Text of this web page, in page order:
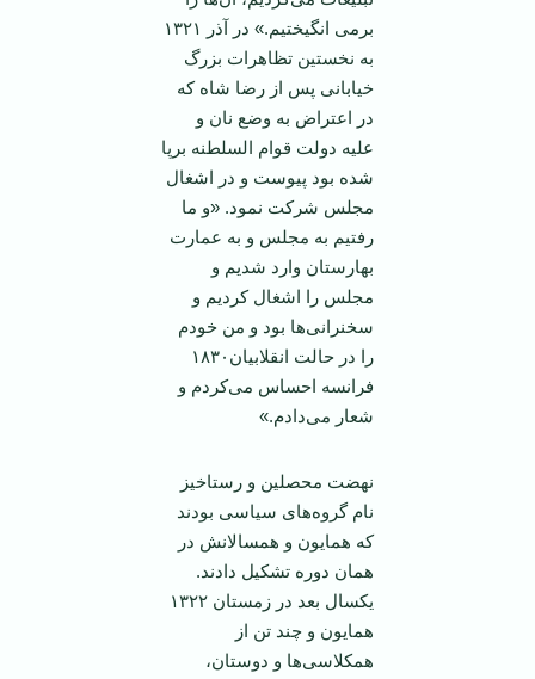
برمی انگیختیم.» در آذر ۱۳۲۱
به نخستین تظاهرات بزرگ
خیابانی پس از رضا شاه که
در اعتراض به وضع نان و
علیه دولت قوام السلطنه برپا
شده بود پیوست و در اشغال
مجلس شرکت نمود. «و ما
رفتیم به مجلس و به عمارت
بهارستان وارد شدیم و
مجلس را اشغال کردیم و
سخنرانی‌ها بود و من خودم
را در حالت انقلابیان۱۸۳۰
فرانسه احساس می‌کردم و
شعار می‌دادم.»
نهضت محصلین و رستاخیز
نام گروه‌های سیاسی بودند
که همایون و همسالانش در‌‌
همان دوره تشکیل دادند.
یکسال بعد در زمستان ۱۳۲۲
همایون و چند تن از
همکلاسی‌ها و دوستان،